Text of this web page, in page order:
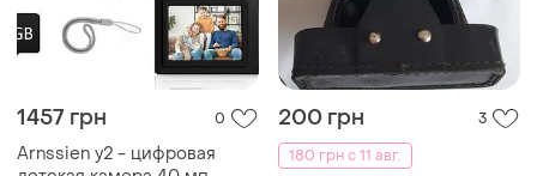
1457 грн 0
Arnssien y2 - цифровая
200 грн
3
180 грн с 11 авг.